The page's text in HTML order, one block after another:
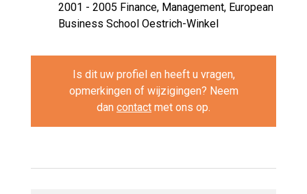
2001 - 2005 Finance, Management, European
Business School Oestrich-Winkel
Is dit uw profiel en heeft u vragen,
opmerkingen of wijzigingen? Neem
dan contact met ons op.